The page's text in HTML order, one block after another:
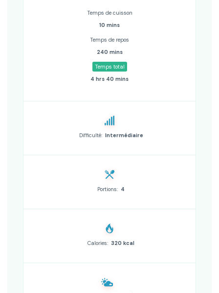
Temps de cuisson
10 mins
Temps de repos
240 mins
Temps total
4 hrs 40 mins
Difficulté: Intermédiaire
Portions: 4
Calories: 320 kcal